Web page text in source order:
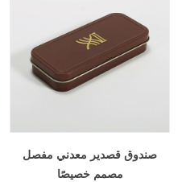
صندوق قصدير معدني مفصل
مصمم خصيصًا